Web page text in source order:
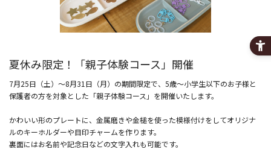
夏休み限定！「親子体験コース」開催
7月25日（土）～8月31日（月）の期間限定で、5歳～小学生以下のお子様と
保護者の方を対象とした「親子体験コース」を開催いたします。
かわいい形のプレートに、金属磨きや金槌を使った模様付けをしてオリジナ
ルのキーホルダーや目印チャームを作ります。
裏面にはお名前や記念日などの文字入れも可能です。